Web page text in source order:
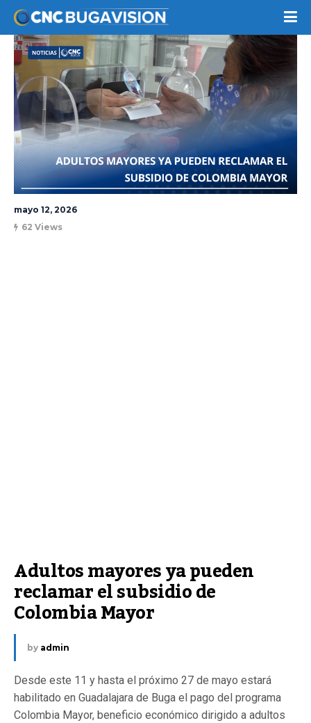
mayo 12, 2026
62 Views
Adultos mayores ya pueden
reclamar el subsidio de
Colombia Mayor
by admin
Desde este 11 y hasta el próximo 27 de mayo estará
habilitado en Guadalajara de Buga el pago del programa
Colombia Mayor, beneficio económico dirigido a adultos